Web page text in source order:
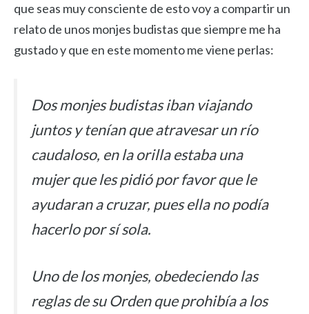
que seas muy consciente de esto voy a compartir un
relato de unos monjes budistas que siempre me ha
gustado y que en este momento me viene perlas:
Dos monjes budistas iban viajando
juntos y tenían que atravesar un río
caudaloso, en la orilla estaba una
mujer que les pidió por favor que le
ayudaran a cruzar, pues ella no podía
hacerlo por sí sola.
Uno de los monjes, obedeciendo las
reglas de su Orden que prohibía a los